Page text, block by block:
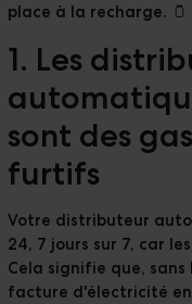
place à la recharge. 🫙
1. Les
sont des
furtifs
Votre distributeur
24, 7 jours sur 7, car
Cela signifie que,
facture d'électricité